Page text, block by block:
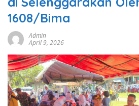
1608/Bima
Admin
April 9, 2026